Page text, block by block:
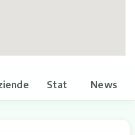
Stat News